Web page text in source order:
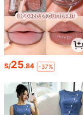
S/25.84 -37%